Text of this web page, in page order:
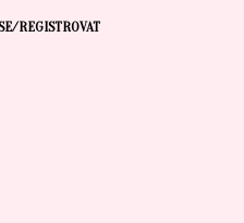
REGISTROVAT